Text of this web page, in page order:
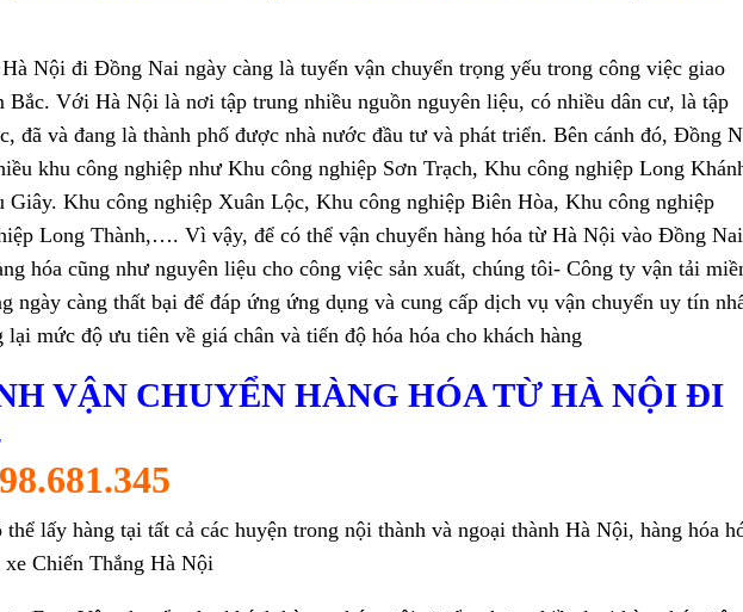
Nội đi Đồng Nai ngày càng là tuyến vận chuyển trọng yếu trong công việc giao
Bắc. Với Hà Nội là nơi tập trung nhiều nguồn nguyên liệu, có nhiều dân cư, là tập
đã và đang là thành phố được nhà nước đầu tư và phát triển. Bên cánh đó, Đồng
khu công nghiệp như Khu công nghiệp Sơn Trạch, Khu công nghiệp Long
Giây. Khu công nghiệp Xuân Lộc, Khu công nghiệp Biên Hòa, Khu công nghiệp
Long Thành,…. Vì vậy, để có thể vận chuyển hàng hóa từ Hà Nội vào Đồng
hóa cũng như nguyên liệu cho công việc sản xuất, chúng tôi- Công ty vận tải
ngày càng thất bại để đáp ứng ứng dụng và cung cấp dịch vụ vận chuyển uy tín
mức độ ưu tiên về giá chân và tiến độ hóa hóa cho khách hàng
VẬN CHUYỂN HÀNG HÓA TỪ HÀ NỘI ĐI
lấy hàng tại tất cả các huyện trong nội thành và ngoại thành Hà Nội, hàng hóa
Chiến Thắng Hà Nội